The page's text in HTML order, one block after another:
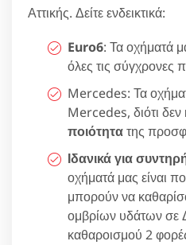
Αττικής. Δείτε ενδεικτικά:
Euro6: Τα οχήματά
όλες τις σύγχρονες
Mercedes: Τα
Mercedes, διότι
ποιότητατης
Ιδανικά για
οχήματά μας είναι
μπορούν να
ομβρίων υδάτων σε
καθαροισμού 2